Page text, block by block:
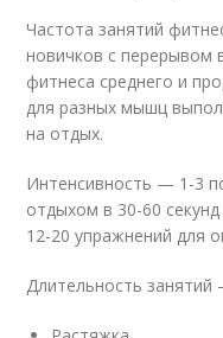
Частота занятий
новичков с перерывом
фитнеса среднего и
для разных мышц
на отдых.
Интенсивность — 1-3
отдыхом в 30-60
12-20 упражнений для
Длительность занятий